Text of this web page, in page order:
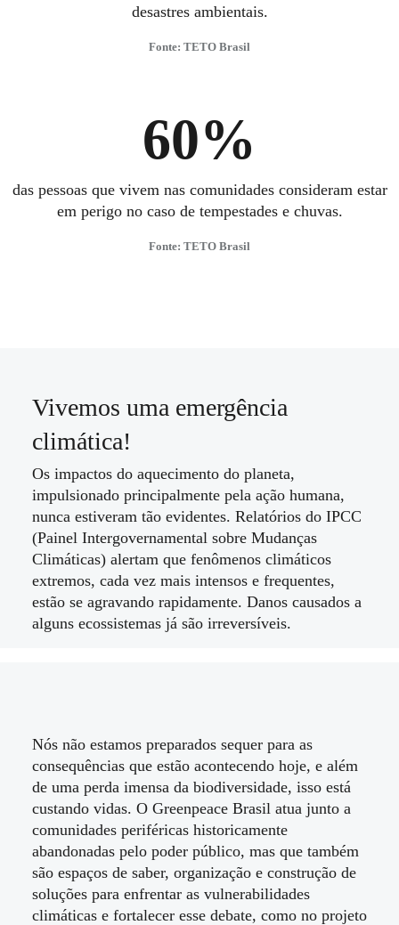
desastres ambientais.
Fonte: TETO Brasil
60%
das pessoas que vivem nas comunidades consideram estar
em perigo no caso de tempestades e chuvas.
Fonte: TETO Brasil
Vivemos uma emergência
climática!
Os impactos do aquecimento do planeta,
impulsionado principalmente pela ação humana,
nunca estiveram tão evidentes. Relatórios do IPCC
(Painel Intergovernamental sobre Mudanças
Climáticas) alertam que fenômenos climáticos
extremos, cada vez mais intensos e frequentes,
estão se agravando rapidamente. Danos causados a
alguns ecossistemas já são irreversíveis.
Nós não estamos preparados sequer para as
consequências que estão acontecendo hoje, e além
de uma perda imensa da biodiversidade, isso está
custando vidas. O Greenpeace Brasil atua junto a
comunidades periféricas historicamente
abandonadas pelo poder público, mas que também
são espaços de saber, organização e construção de
soluções para enfrentar as vulnerabilidades
climáticas e fortalecer esse debate, como no projeto